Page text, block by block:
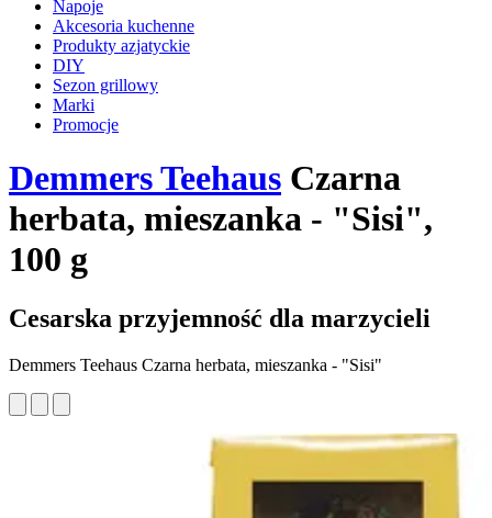
Napoje
Akcesoria kuchenne
Produkty azjatyckie
DIY
Sezon grillowy
Marki
Promocje
Demmers Teehaus Czarna
herbata, mieszanka - "Sisi",
100 g
Cesarska przyjemność dla marzycieli
Demmers Teehaus Czarna herbata, mieszanka - "Sisi"